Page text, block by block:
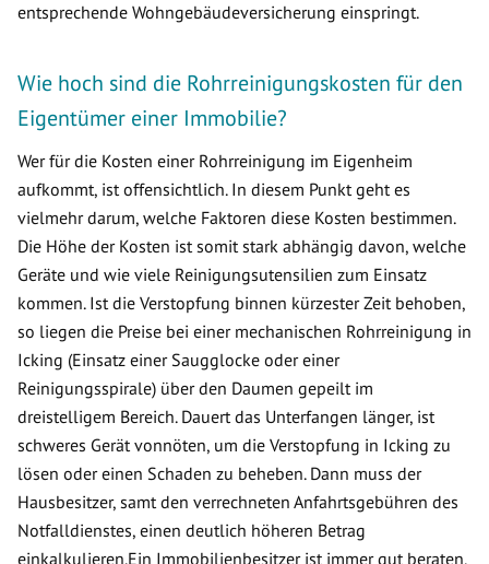
entsprechende Wohngebäudeversicherung einspringt.
Wie hoch sind die Rohrreinigungskosten für den
Eigentümer einer Immobilie?
Wer für die Kosten einer Rohrreinigung im Eigenheim
aufkommt, ist offensichtlich. In diesem Punkt geht es
vielmehr darum, welche Faktoren diese Kosten bestimmen.
Die Höhe der Kosten ist somit stark abhängig davon, welche
Geräte und wie viele Reinigungsutensilien zum Einsatz
kommen. Ist die Verstopfung binnen kürzester Zeit behoben,
so liegen die Preise bei einer mechanischen Rohrreinigung in
Icking (Einsatz einer Saugglocke oder einer
Reinigungsspirale) über den Daumen gepeilt im
dreistelligem Bereich. Dauert das Unterfangen länger, ist
schweres Gerät vonnöten, um die Verstopfung in Icking zu
lösen oder einen Schaden zu beheben. Dann muss der
Hausbesitzer, samt den verrechneten Anfahrtsgebühren des
Notfalldienstes, einen deutlich höheren Betrag
einkalkulieren.Ein Immobilienbesitzer ist immer gut beraten,